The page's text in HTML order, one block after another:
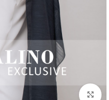
بزرگنمایی تصویر